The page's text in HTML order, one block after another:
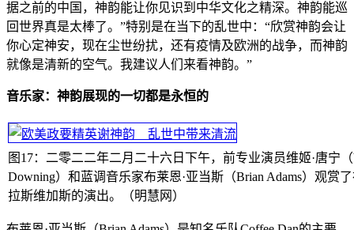
据之前的中国，神韵能让你见识到中华文化之精深。神韵能巡
回世界真是太棒了。”特别是在当下的乱世中：“欣赏神韵会让
你心定神安，现在尘世纷扰，还有疫情及欧洲的战争，而神韵
就像是清新的空气。我建议人们来看神韵。”
音乐家：神韵展现的一切都是永恒的
图17：二零二二年二月二十六日下午，前专业演员维姬·唐宁
Downing）和蓝调音乐家布莱恩·亚当斯（Brian Adams）观赏
拉斯维加斯的演出。（明慧网）